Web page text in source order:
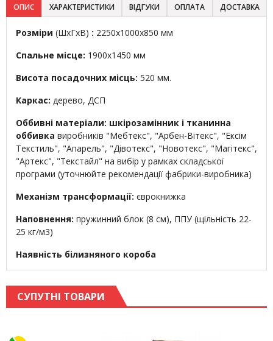
ОПИС ХАРАКТЕРИСТИКИ ВІДГУКИ ОПЛАТА ДОСТАВКА
Розміри (ШхГхВ) : 2250х1000х850 мм
Спальне місце: 1900х1450 мм
Висота посадочних місць: 520 мм.
Каркас: дерево, ДСП
Оббивні матеріали: шкірозамінник і тканинна
оббивка виробників "Мебтекс", "Арбен-Вітекс", "Ексім
Текстиль", "Апарель", "Дівотекс", "Новотекс", "Магітекс",
"Артекс", "Текстайл" на вибір у рамках складської
програми (уточнюйте рекомендації фабрики-виробника)
Механізм трансформації: єврокнижка
Наповнення: пружинний блок (8 см), ППУ (щільність 22-
25 кг/м3)
Наявність білизняного короба
СУПУТНІ ТОВАРИ